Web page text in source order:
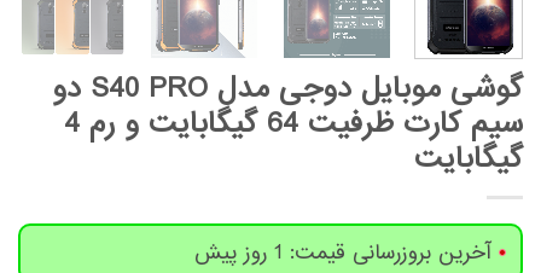
گوشی موبایل دوجی مدل S40 PRO دو
سیم‌ کارت ظرفیت 64 گیگابایت و رم 4
گیگابایت
آخرین بروزرسانی قیمت: 1 روز پیش